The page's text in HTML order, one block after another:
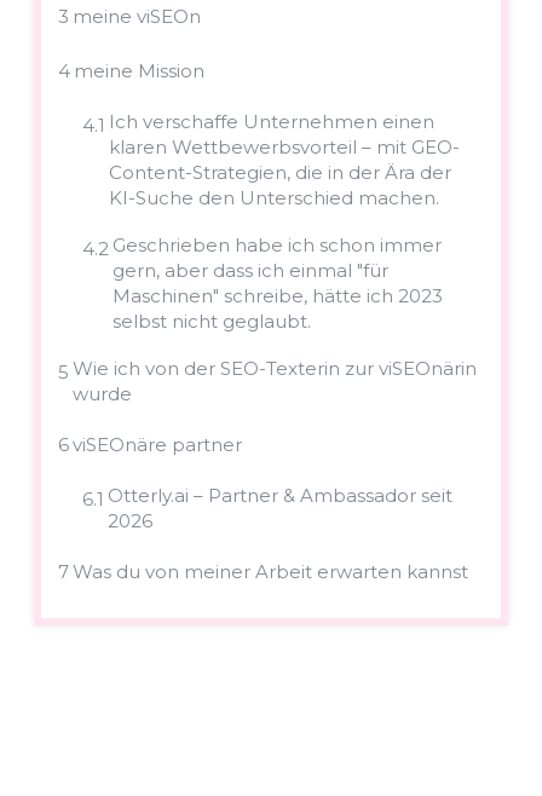
3 meine viSEOn
4 meine Mission
4.1 Ich verschaffe Unternehmen einen
klaren Wettbewerbsvorteil – mit GEO-
Content-Strategien, die in der Ära der
KI-Suche den Unterschied machen.
4.2 Geschrieben habe ich schon immer
gern, aber dass ich einmal "für
Maschinen" schreibe, hätte ich 2023
selbst nicht geglaubt.
5 Wie ich von der SEO-Texterin zur viSEOnärin
wurde
6viSEOnäre partner
6.1 Otterly.ai – Partner & Ambassador seit
2026
7Was du von meiner Arbeit erwarten kannst